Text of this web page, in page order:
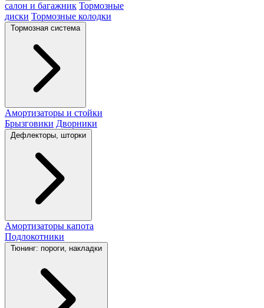
салон и багажник Тормозные
диски Тормозные колодки
Тормозная система
Амортизаторы и стойки
Брызговики Дворники
Дефлекторы, шторки
Амортизаторы капота
Подлокотники
Тюнинг: пороги, накладки